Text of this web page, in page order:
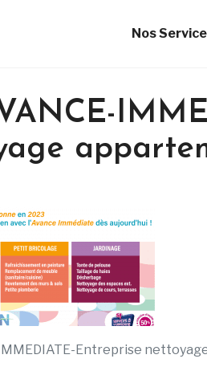
Nos
Entreprise